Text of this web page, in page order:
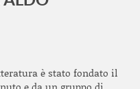
è stato fondato il